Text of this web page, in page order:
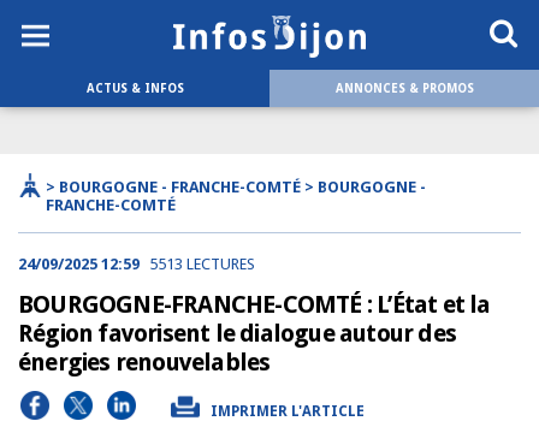
ACTUS & INFOS ANNONCES & PROMOS
> BOURGOGNE - FRANCHE-COMTÉ > BOURGOGNE -
FRANCHE-COMTÉ
24/09/2025 12:59 5513 LECTURES
BOURGOGNE-FRANCHE-COMTÉ : L’État et la
Région favorisent le dialogue autour des
énergies renouvelables
IMPRIMER L'ARTICLE